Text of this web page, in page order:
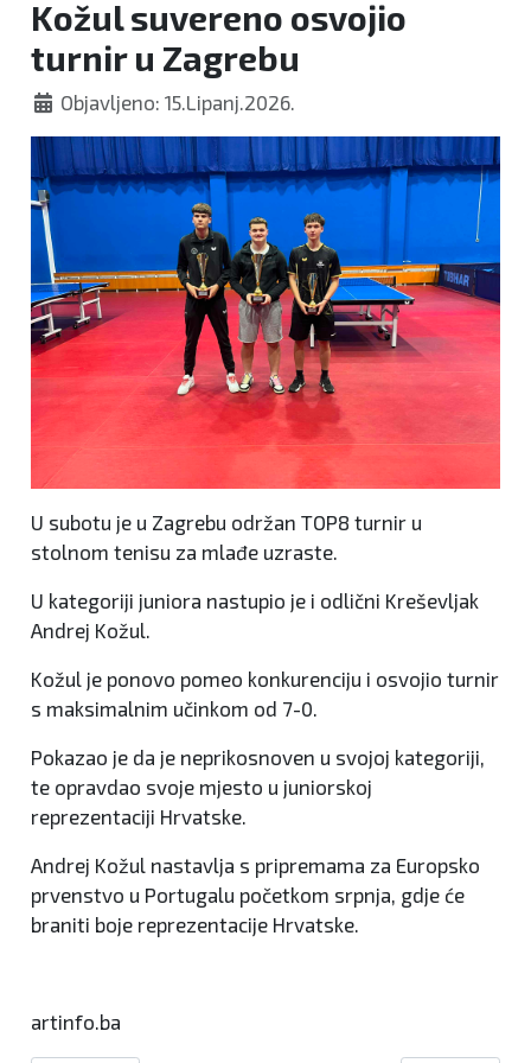
Kožul suvereno osvojio
turnir u Zagrebu
Objavljeno: 15.Lipanj.2026.
U subotu je u Zagrebu održan TOP8 turnir u
stolnom tenisu za mlađe uzraste.
U kategoriji juniora nastupio je i odlični Kreševljak
Andrej Kožul.
Kožul je ponovo pomeo konkurenciju i osvojio turnir
s maksimalnim učinkom od 7-0.
Pokazao je da je neprikosnoven u svojoj kategoriji,
te opravdao svoje mjesto u juniorskoj
reprezentaciji Hrvatske.
Andrej Kožul nastavlja s pripremama za Europsko
prvenstvo u Portugalu početkom srpnja, gdje će
braniti boje reprezentacije Hrvatske.
artinfo.ba